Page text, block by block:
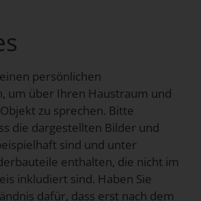
persönlichen
um über Ihren Haustraum und
zu sprechen. Bitte
die dargestellten Bilder und
sind und unter
enthalten, die nicht im
inkludiert sind. Haben Sie
dafür, dass erst nach dem